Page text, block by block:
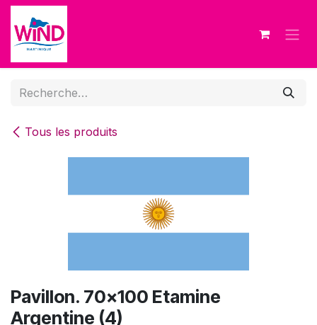
Se rendre au contenu
Tous les produits
Pavillon. 70x100 Etamine
Argentine (4)